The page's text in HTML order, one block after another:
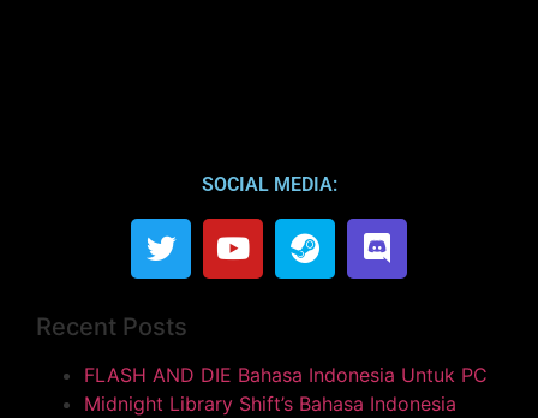
SOCIAL MEDIA:
Recent Posts
FLASH AND DIE Bahasa Indonesia Untuk PC
Midnight Library Shift’s Bahasa Indonesia